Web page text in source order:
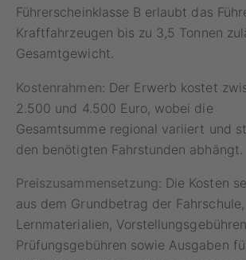
Führerscheinklasse B erlaubt das
Kraftfahrzeugen bis zu 3,5 Tonnen
Gesamtgewicht.
Kostenrahmen: Der Erwerb kostet
2.500 und 4.500 Euro, wobei die
Gesamtsumme regional variiert und
den benötigten Fahrstunden abhängt.
Preiszusammensetzung: Die Kosten
aus dem Grundbetrag der Fahrschule,
Lernmaterialien,
Prüfungsgebühren sowie Ausgaben